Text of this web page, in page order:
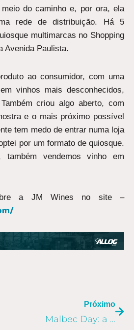
do caminho e, por ora, ela
rede de distribuição. Há 5
multimarcas no Shopping
Avenida Paulista.
ao consumidor, com uma
vinhos mais desconhecidos,
criou algo aberto, com
e o mais próximo possível
tem medo de entrar numa loja
por um formato de quiosque.
também vendemos vinho em
a JM Wines no site –
Próximo
Malbec Day: a logística do vinho até o Brasil